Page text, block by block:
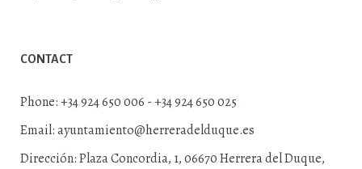
CONTACT
Phone:+34 924 650 006 - +34 924 650 025
Email:ayuntamiento@herreradelduque.es
Dirección:Plaza Concordia, 1, 06670 Herrera del Duque,